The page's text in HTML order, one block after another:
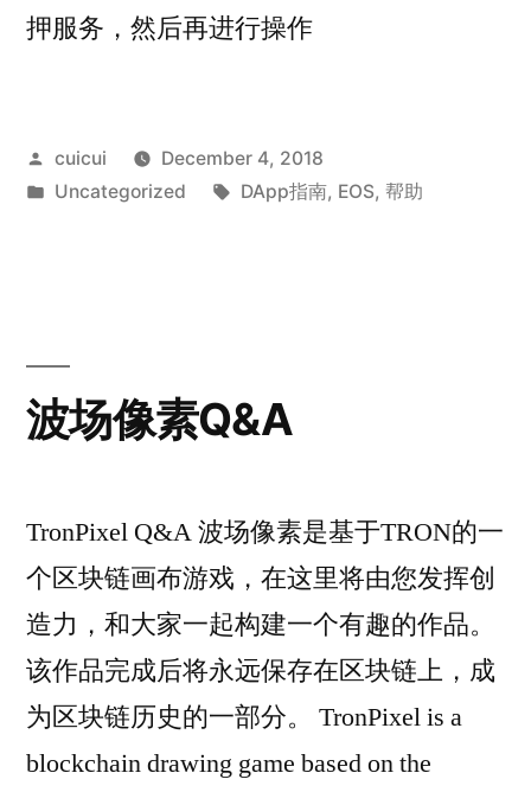
押服务，然后再进行操作
Posted
by
cuicui
December 4, 2018
Posted
Uncategorized Tags:
DApp指南, EOS, 帮助
波场像素Q&A
TronPixel Q&A 波场像素是基于TRON的一
个区块链画布游戏，在这里将由您发挥创
造力，和大家一起构建一个有趣的作品。
该作品完成后将永远保存在区块链上，成
为区块链历史的一部分。 TronPixel is a
blockchain drawing game based on the